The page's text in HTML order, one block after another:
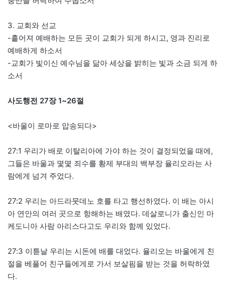
3. 교회와 선교
-흩어져 예배하는 모든 곳이 교회가 되게 하시고, 영과 진리로
예배하게 하소서
-교회가 빛이신 예수님을 닮아 세상을 밝히는 빛과 소금 되게 하
소서
사도행전 27장 1~26절
<바울이 로마로 압송되다>
27:1 우리가 배로 이탈리아에 가야 하는 것이 결정되었을 때에,
그들은 바울과 몇몇 죄수를 황제 부대의 백부장 율리오라는 사
람에게 넘겨 주었다.
27:2 우리는 아드라뭇데노 호를 타고 행선하였다. 이 배는 아시
아 연안의 여러 곳으로 항해하는 배였다. 데살로니가 출신인 마
케도니아 사람 아리스다고도 우리와 함께 있었다.
27:3 이튿날 우리는 시돈에 배를 대었다. 율리오는 바울에게 친
절을 베풀어 친구들에게로 가서 보살핌을 받는 것을 허락하였
다.